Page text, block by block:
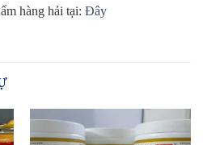
hàng hải tại: Đây